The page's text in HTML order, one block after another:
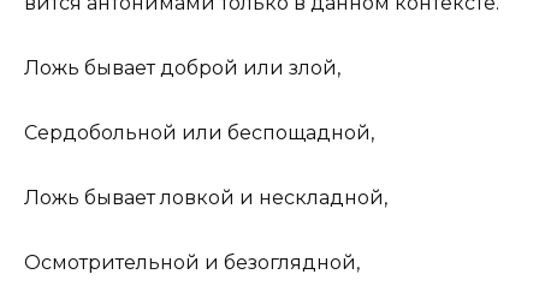
Ложь бы­ва­етдоб­рой или злой,
Сер­до­боль­ной или бес­по­щад­ной,
Ложь бы­ва­етлов­кой и не­склад­ной,
Осмот­ри­тель­ной и без­огляд­ной,